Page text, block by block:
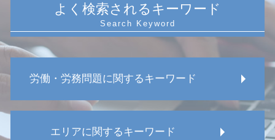
よく検索されるキーワード
労働・労務問題に関するキーワード
不当解雇 相談 弁護士
エリアに関するキーワード